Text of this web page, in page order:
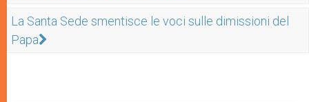
La Santa Sede smentisce le voci sulle dimissioni del
Papa